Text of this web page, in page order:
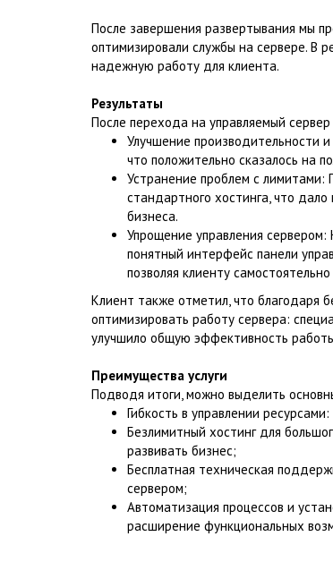
После завершения развертывания мы
оптимизировали службы на сервере. В
надежную работу для клиента.
Результаты
После перехода на управляемый
Улучшение производительности
что положительно сказалось на
Устранение проблем с лимитами:
стандартного хостинга, что
бизнеса.
Упрощение управления сервером:
понятный интерфейс панели
позволяя клиенту
Клиент также отметил, что благодаря
оптимизировать работу сервера:
улучшило общую эффективность
Преимущества услуги
Подводя итоги, можно выделить
Гибкость в управлении
Безлимитный хостинг для
развивать бизнес;
Бесплатная техническая
сервером;
Автоматизация процессов и
расширение функциональных